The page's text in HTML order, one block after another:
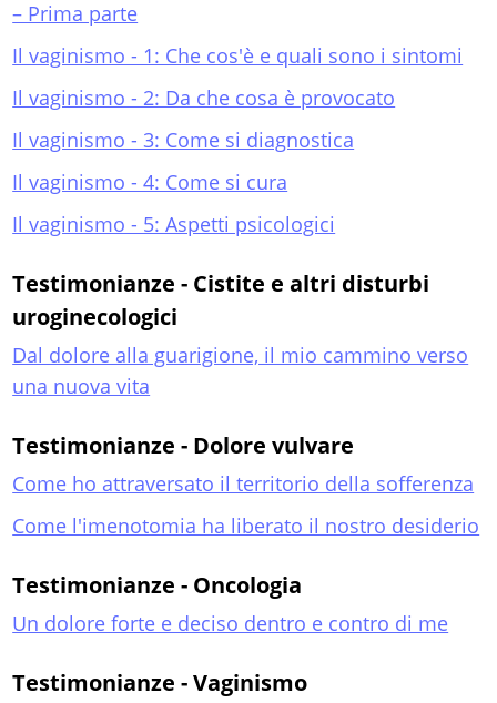
– Prima parte
Il vaginismo - 1: Che cos'è e quali sono i sintomi
Il vaginismo - 2: Da che cosa è provocato
Il vaginismo - 3: Come si diagnostica
Il vaginismo - 4: Come si cura
Il vaginismo - 5: Aspetti psicologici
Testimonianze - Cistite e altri disturbi
uroginecologici
Dal dolore alla guarigione, il mio cammino verso
una nuova vita
Testimonianze - Dolore vulvare
Come ho attraversato il territorio della sofferenza
Come l'imenotomia ha liberato il nostro desiderio
Testimonianze - Oncologia
Un dolore forte e deciso dentro e contro di me
Testimonianze - Vaginismo